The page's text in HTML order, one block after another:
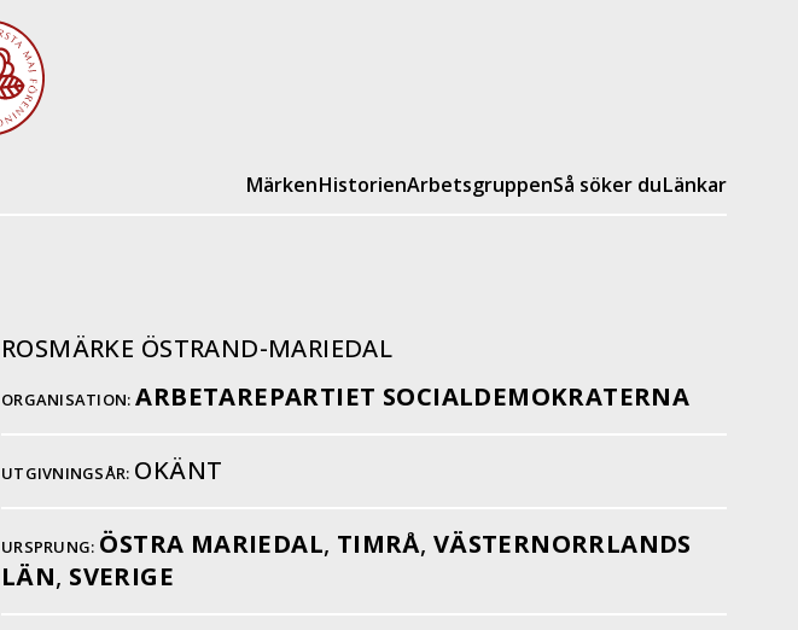
MärkenHistorienArbetsgruppenSå söker duLänkar
ROSMÄRKE ÖSTRAND-MARIEDAL
ORGANISATION: ARBETAREPARTIET SOCIALDEMOKRATERNA
UTGIVNINGSÅR: OKÄNT
URSPRUNG: ÖSTRA MARIEDAL, TIMRÅ, VÄSTERNORRLANDS
LÄN, SVERIGE